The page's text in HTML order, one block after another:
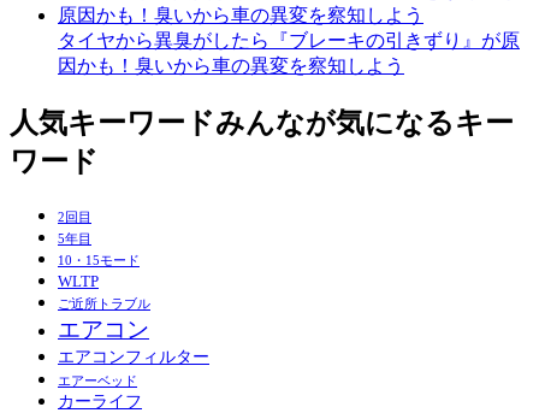
タイヤから異臭がしたら『ブレーキの引きずり』が原
因かも！臭いから車の異変を察知しよう
人気キーワードみんなが気になるキー
ワード
2回目
5年目
10・15モード
WLTP
ご近所トラブル
エアコン
エアコンフィルター
エアーベッド
カーライフ